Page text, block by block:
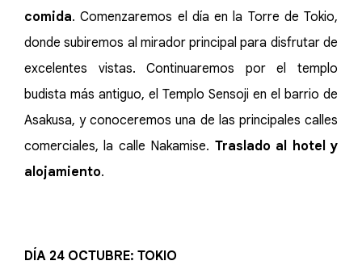
comida. Comenzaremos el día en la Torre de Tokio,
donde subiremos al mirador principal para disfrutar de
excelentes vistas. Continuaremos por el templo
budista más antiguo, el Templo Sensoji en el barrio de
Asakusa, y conoceremos una de las principales calles
comerciales, la calle Nakamise. Traslado al hotel y
alojamiento.
DÍA 24 OCTUBRE: TOKIO